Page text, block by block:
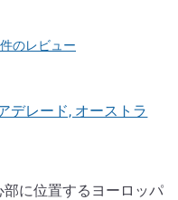
コーホテルズ)
のレビュー
デレード, オーストラ
に位置するヨーロッパ